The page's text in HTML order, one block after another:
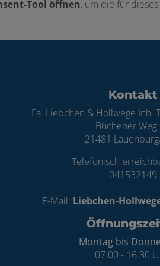
Tool öffnen, um die für
Kontakt
Fa. Liebchen & Hollwege Inh.
Büchener Weg
21481
Telefonisch
041532149
E-Mail: Liebchen-
Montag bis
07.00 - 16.30